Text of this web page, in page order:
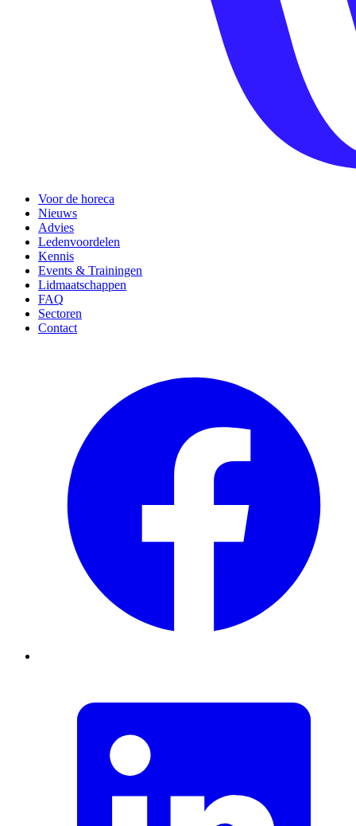
Voor de horeca
Nieuws
Advies
Ledenvoordelen
Kennis
Events & Trainingen
Lidmaatschappen
FAQ
Sectoren
Contact